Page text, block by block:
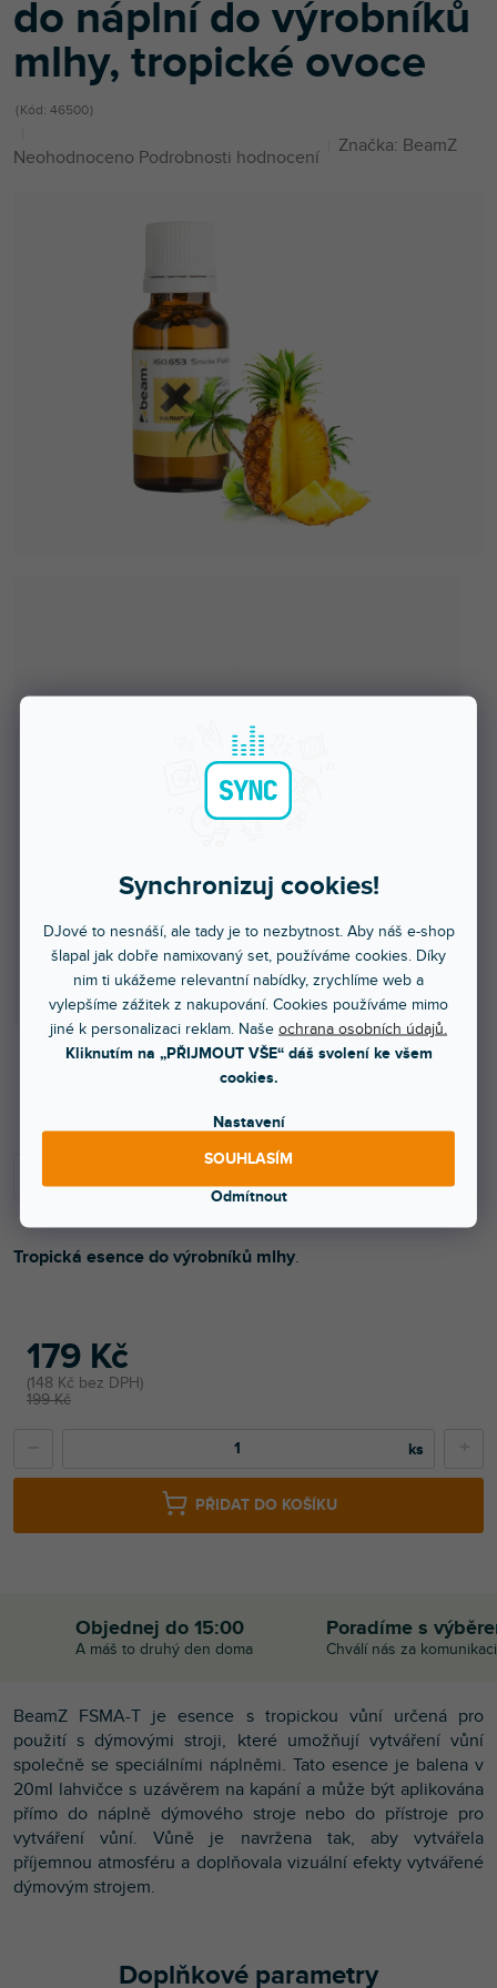
Synchronizuj cookies!
DJové to nesnáší, ale tady je to nezbytnost. Aby náš e-shop
šlapal jak dobře namixovaný set, používáme cookies. Díky
nim ti ukážeme relevantní nabídky, zrychlíme web a
vylepšíme zážitek z nakupování. Cookies používáme mimo
jiné k personalizaci reklam. Naše ochrana osobních údajů.
Kliknutím na „PŘIJMOUT VŠE“ dáš svolení ke všem
cookies.
Nastavení
Odmítnout
SOUHLASÍM
do náplní do výrobníků
mlhy, tropické ovoce
Kód: 46500
Průměrné
Neohodnoceno Podrobnosti hodnocení
Značka: BeamZ
199 Kč
179 Kč
148 Kč bez DPH
Skladem na prodejně
PŘIDAT DO KOŠÍKU
Tropická esence do výrobníků mlhy.
Objednej do 15:00
A máš to druhý den doma
Poradíme s
Chválí nás za komunikaci
BeamZ FSMA-T je esence s tropickou vůní určená pro
použití s dýmovými stroji, které umožňují vytváření vůní
společně se speciálními náplněmi. Tato esence je balena v
20ml lahvičce s uzávěrem na kapání a může být aplikována
přímo do náplně dýmového stroje nebo do přístroje pro
vytváření vůní. Vůně je navržena tak, aby vytvářela
příjemnou atmosféru a doplňovala vizuální efekty vytvářené
dýmovým strojem.
Doplňkové parametry